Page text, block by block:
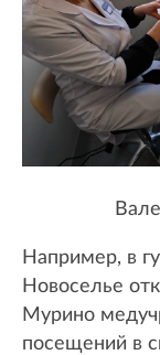
Например, в
Новоселье
Мурино
посещений в